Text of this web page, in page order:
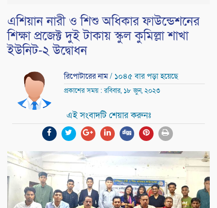
এশিয়ান নারী ও শিশু অধিকার ফাউন্ডেশনের
শিক্ষা প্রজেক্ট দুই টাকায় স্কুল কুমিল্লা শাখা
ইউনিট-২ উদ্বোধন
রিপোটারের নাম/ ১০৪৫ বার পড়া হয়েছে
প্রকাশের সময় : রবিবার, ১৮ জুন, ২০২৩
এই সংবাদটি শেয়ার করুনঃ